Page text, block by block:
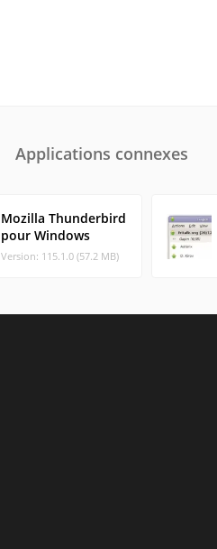
Applications connexes
Mozilla Thunderbird
pour Windows
Version: 115.1.0 (57.2 MB)